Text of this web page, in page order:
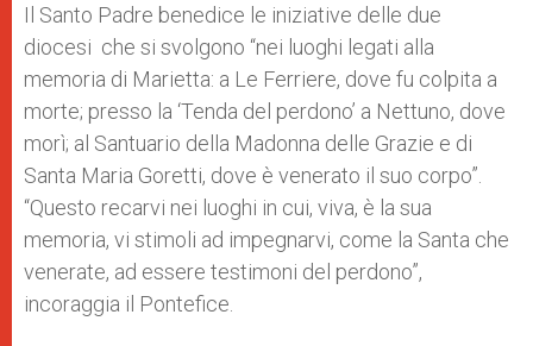
Il Santo Padre benedice le iniziative delle due
diocesi che si svolgono “nei luoghi legati alla
memoria di Marietta: a Le Ferriere, dove fu colpita a
morte; presso la ‘Tenda del perdono’ a Nettuno, dove
morì; al Santuario della Madonna delle Grazie e di
Santa Maria Goretti, dove è venerato il suo corpo”.
“Questo recarvi nei luoghi in cui, viva, è la sua
memoria, vi stimoli ad impegnarvi, come la Santa che
venerate, ad essere testimoni del perdono”,
incoraggia il Pontefice.